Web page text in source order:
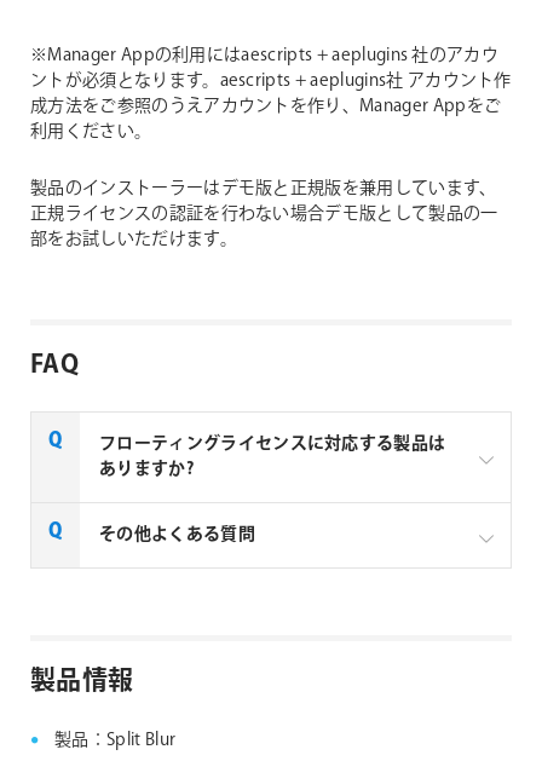
※Manager Appの利用にはaescripts + aeplugins 社のアカウ
ントが必須となります。aescripts + aeplugins社 アカウント作
成方法をご参照のうえアカウントを作り、Manager Appをご
利用ください。
製品のインストーラーはデモ版と正規版を兼用しています、
正規ライセンスの認証を行わない場合デモ版として製品の一
部をお試しいただけます。
FAQ
フローティングライセンスに対応する製品は
ありますか?
一部製品でフローティングライセンスの取扱いがあり
aescripts + aeplugins社 フローティングライセン
その他よくある質問
製品情報
製品：Split Blur